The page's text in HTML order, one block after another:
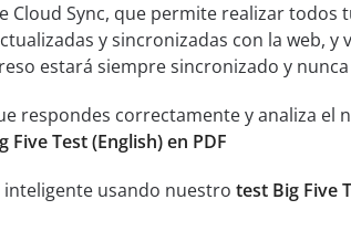
Cloud Sync, que permite realizar
y sincronizadas con la web, y
estará siempre sincronizado y
respondes correctamente y analiza el
Five Test (English) en PDF
inteligente usando nuestro test Big Five